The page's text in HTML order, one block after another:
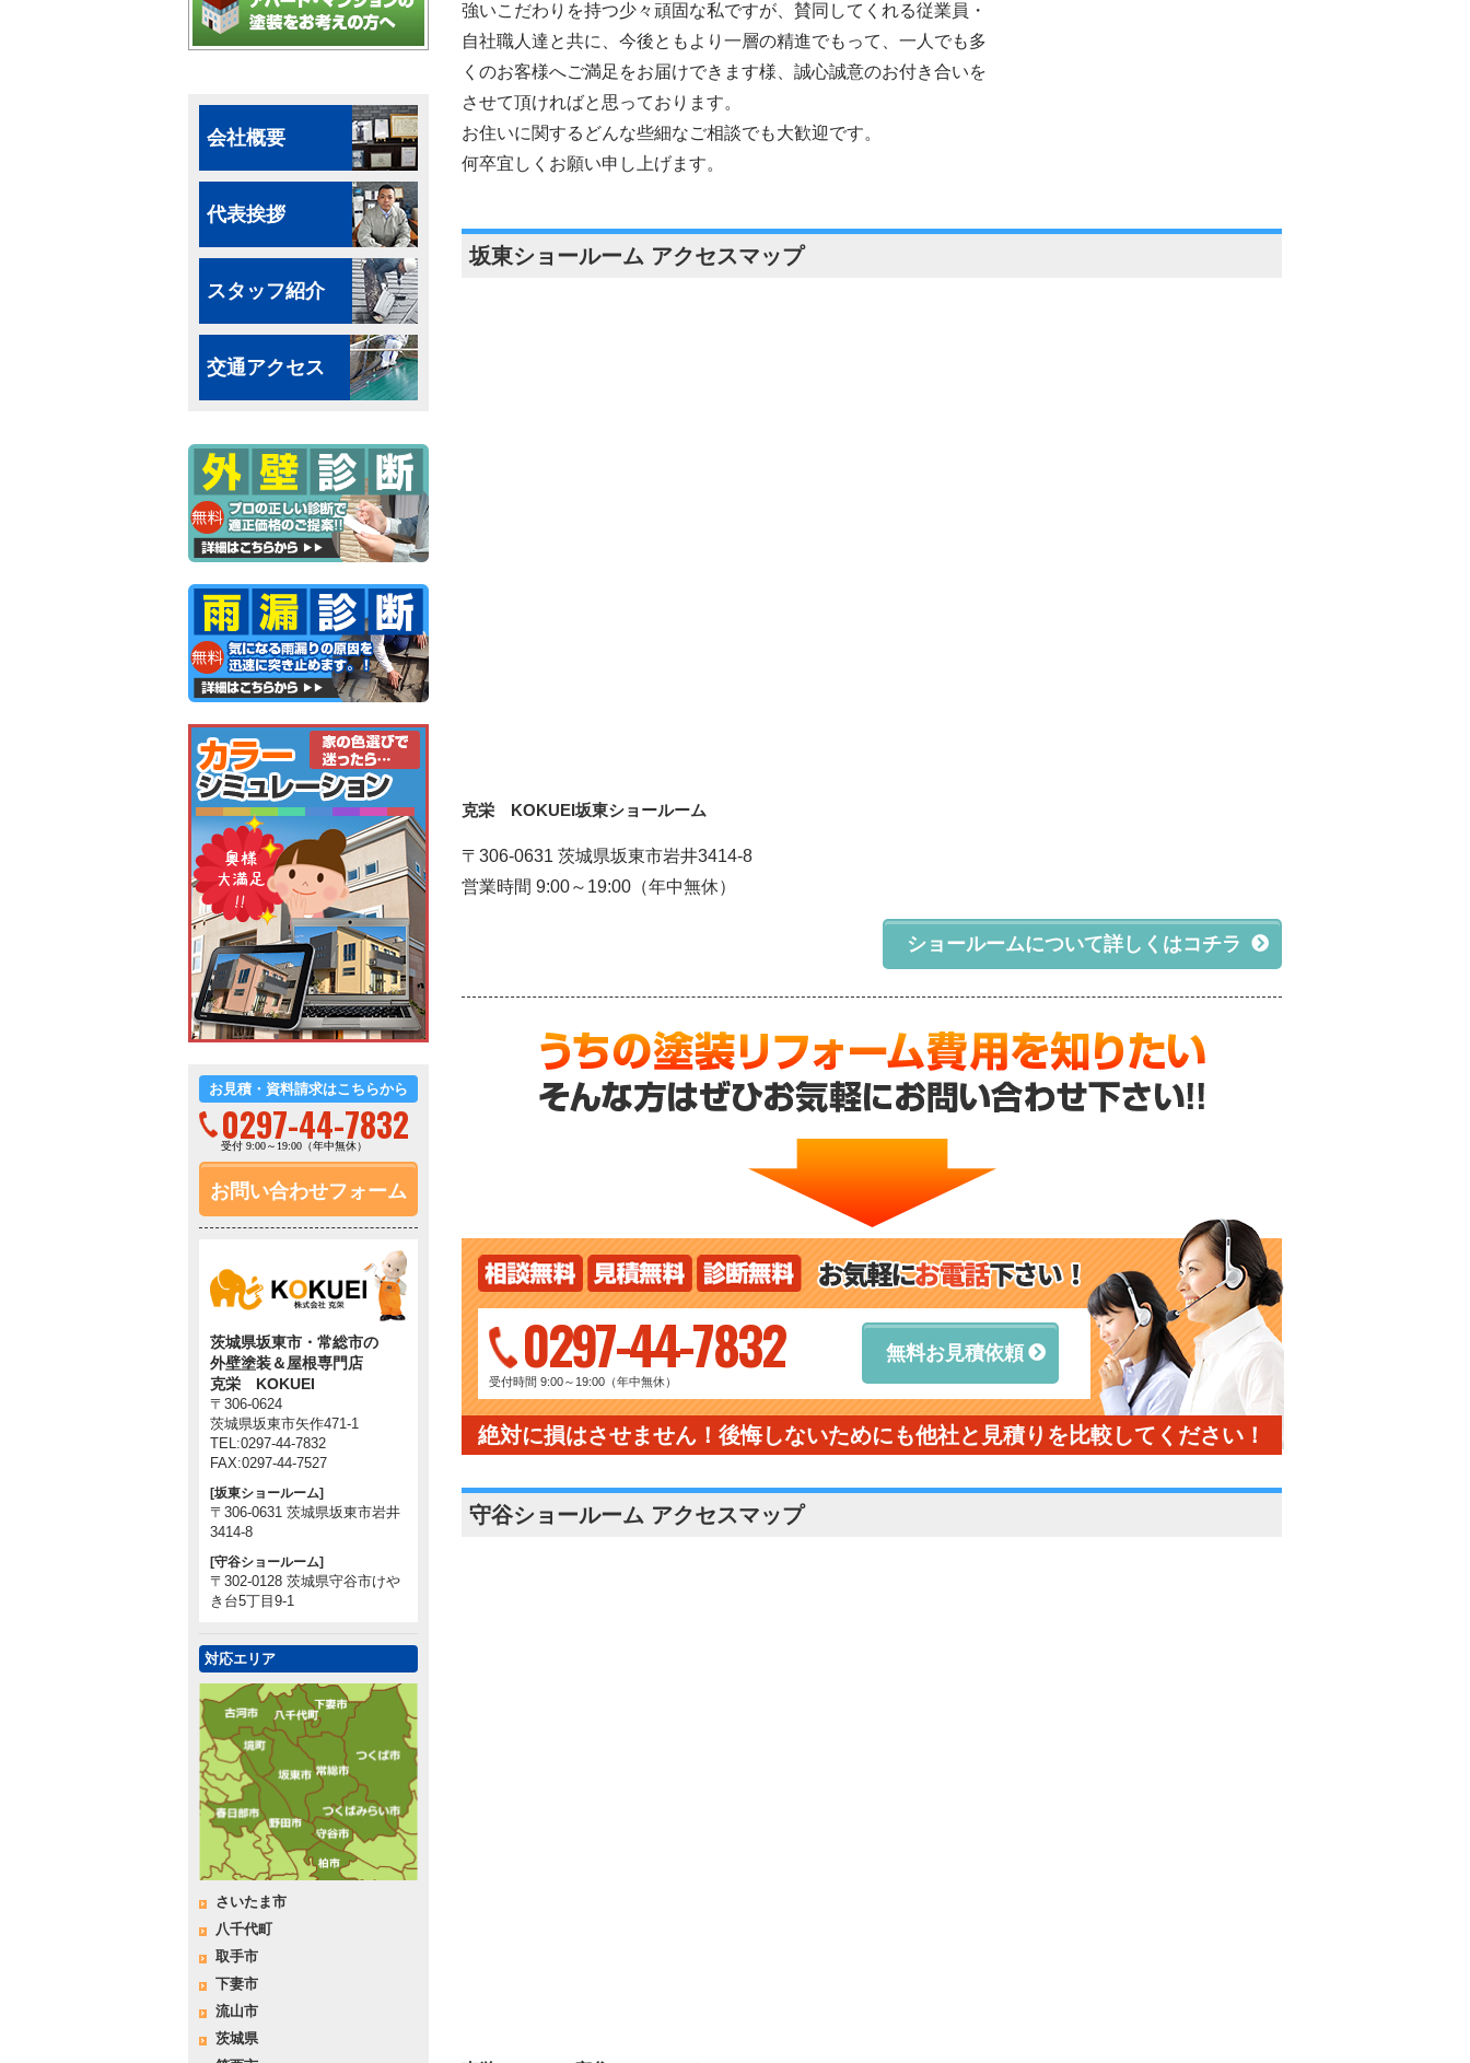
強いこだわりを持つ少々頑固な私ですが、賛同してくれる従業員・
自社職人達と共に、今後ともより一層の精進でもって、一人でも多
くのお客様へご満足をお届けできます様、誠心誠意のお付き合いを
させて頂ければと思っております。
お住いに関するどんな些細なご相談でも大歓迎です。
何卒宜しくお願い申し上げます。
坂東ショールーム アクセスマップ
克栄 KOKUEI坂東ショールーム
〒306-0631 茨城県坂東市岩井3414-8
営業時間 9:00～19:00（年中無休）
ショールームについて詳しくはコチラ
0297-44-7832
受付時間 9:00～19:00（年中無休）
無料お見積依頼
絶対に損はさせません！後悔しないためにも他社と見積りを比較してください！
守谷ショールーム アクセスマップ
会社概要
代表挨拶
スタッフ紹介
交通アクセス
お見積・資料請求はこちらから
0297-44-7832
受付 9:00～19:00（年中無休）
お問い合わせフォーム
茨城県坂東市・常総市の
外壁塗装＆屋根専門店
克栄 KOKUEI
〒306-0624
茨城県坂東市矢作471-1
TEL:0297-44-7832
FAX:0297-44-7527
[坂東ショールーム]
〒306-0631 茨城県坂東市岩井
3414-8
[守谷ショールーム]
〒302-0128 茨城県守谷市けや
き台5丁目9-1
対応エリア
さいたま市
八千代町
取手市
下妻市
流山市
茨城県